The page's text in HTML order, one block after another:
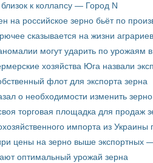
к коллапсу — Город N
на российское зерно бьёт по
сказывается на жизни аграриев
могут ударить по урожаям
хозяйства Юга назвали
флот для экспорта зерна
о необходимости изменить
торговая площадка для продаж
импорта из
цены на зерно выше экспортных
оптимальный урожай зерна